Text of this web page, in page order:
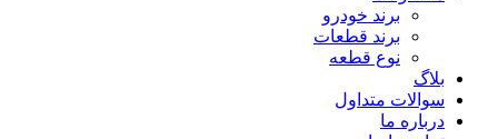
برند خودرو
برند قطعات
نوع قطعه
بلاگ
سوالات متداول
درباره ما